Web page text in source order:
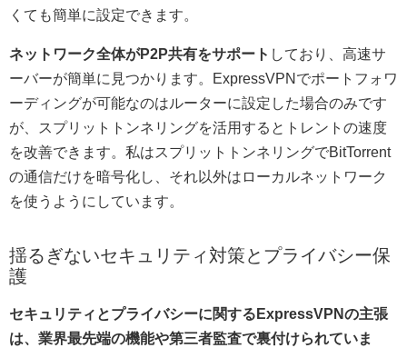
くても簡単に設定できます。
ネットワーク全体がP2P共有をサポート しており、高速サ
ーバーが簡単に見つかります。ExpressVPNでポートフォワ
ーディングが可能なのはルーターに設定した場合のみです
が、スプリットトンネリングを活用するとトレントの速度
を改善できます。私はスプリットトンネリングでBitTorrent
の通信だけを暗号化し、それ以外はローカルネットワーク
を使うようにしています。
揺るぎないセキュリティ対策とプライバシー保
護
セキュリティとプライバシーに関するExpressVPNの主張
は、業界最先端の機能や第三者監査で裏付けられていま